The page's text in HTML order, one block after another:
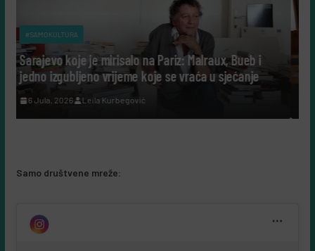
na Pariz: Malraux, Bueb i
koje se vraća u sjećanje
#SAMOKULTURA
Tako su govorili: Šta nam
cijeli život posvetili nauci?
Samo društvene mreže: